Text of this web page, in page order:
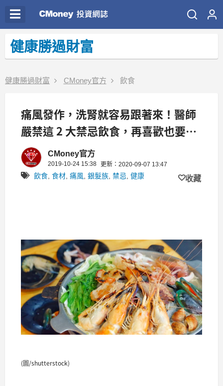
健康勝過財富
健康勝過財富 CMoney官方 飲食
痛風發作，洗腎就容易跟著來！醫師
嚴禁這 2 大禁忌飲食，再喜歡也要戒
掉！
CMoney官方
2019-10-24 15:38 更新：2020-09-07 13:47
飲食 食材 痛風 銀髮族 禁忌 健康 收藏
(圖/shutterstock)